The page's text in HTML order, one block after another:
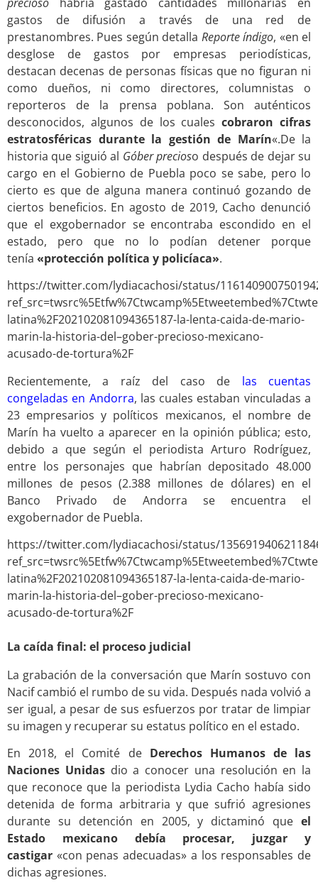
gastos de difusión a través de una red de
prestanombres. Pues según detalla Reporte índigo, «en el
desglose de gastos por empresas periodísticas,
destacan decenas de personas físicas que no figuran ni
como dueños, ni como directores, columnistas o
reporteros de la prensa poblana. Son auténticos
desconocidos, algunos de los cualescobraron cifras
estratosféricas durante la gestión de Marín«.De la
historia que siguió al Góber precioso después de dejar su
cargo en el Gobierno de Puebla poco se sabe, pero lo
cierto es que de alguna manera continuó gozando de
ciertos beneficios. En agosto de 2019, Cacho denunció
que el exgobernador se encontraba escondido en el
estado, pero que no lo podían detener porque
tenía «protección política y policíaca».
https://twitter.com/lydiacachosi/status/
latina%2F202102081094365187-la-lenta-caida-de-mario-
marin-la-historia-del–gober-precioso-mexicano-
acusado-de-tortura%2F
Recientemente, a raíz del caso de las cuentas
congeladas en Andorra, las cuales estaban vinculadas a
23 empresarios y políticos mexicanos, el nombre de
Marín ha vuelto a aparecer en la opinión pública; esto,
debido a que según el periodista Arturo Rodríguez,
entre los personajes que habrían depositado 48.000
millones de pesos (2.388 millones de dólares) en el
Banco Privado de Andorra se encuentra el
exgobernador de Puebla.
https://twitter.com/lydiacachosi/status/
latina%2F202102081094365187-la-lenta-caida-de-mario-
marin-la-historia-del–gober-precioso-mexicano-
acusado-de-tortura%2F
La caída final: el proceso judicial
La grabación de la conversación que Marín sostuvo con
Nacif cambió el rumbo de su vida. Después nada volvió a
ser igual, a pesar de sus esfuerzos por tratar de limpiar
su imagen y recuperar su estatus político en el estado.
En 2018, el Comité de Derechos Humanos de las
Naciones Unidasdio a conocer una resolución en la
que reconoce que la periodista Lydia Cacho había sido
detenida de forma arbitraria y que sufrió agresiones
durante su detención en 2005, y dictaminó que el
Estado mexicano debía procesar, juzgar y
castigar «con penas adecuadas» a los responsables de
dichas agresiones.